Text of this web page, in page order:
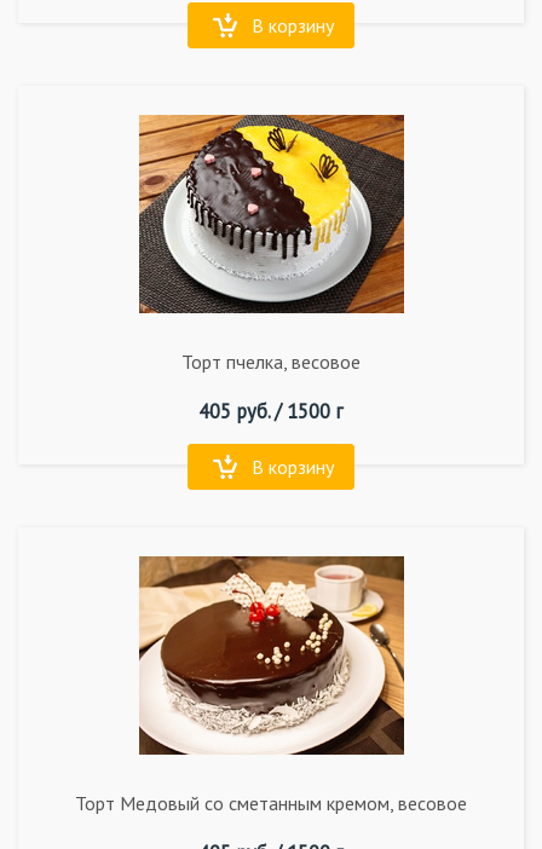
В корзину
Торт пчелка, весовое
405 руб. /1500 г
В корзину
Торт Медовый со сметанным кремом, весовое